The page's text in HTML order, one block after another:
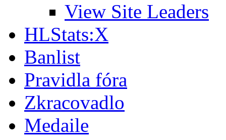
View Site Leaders
HLStats:X
Banlist
Pravidla fóra
Zkracovadlo
Medaile